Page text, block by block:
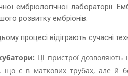
ембріологічної
розвитку ембріонів.
процесі відіграють сучасні
Ці пристрої дозволяють
що є в маткових трубах, але й